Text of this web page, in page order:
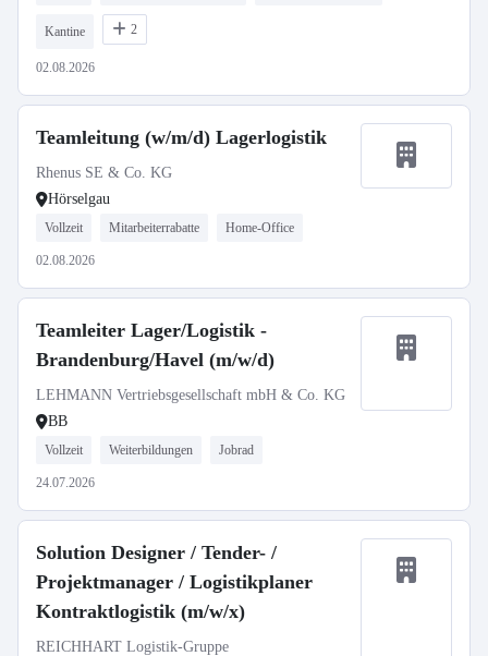
Kantine 2
02.08.2026
Teamleitung (w/m/d) Lagerlogistik
Rhenus SE & Co. KG
Hörselgau
Vollzeit Mitarbeiterrabatte Home-Office
02.08.2026
Teamleiter Lager/Logistik -
Brandenburg/Havel (m/w/d)
LEHMANN Vertriebsgesellschaft mbH & Co. KG
BB
Vollzeit Weiterbildungen Jobrad
24.07.2026
Solution Designer / Tender- /
Projektmanager / Logistikplaner
Kontraktlogistik (m/w/x)
REICHHART Logistik-Gruppe